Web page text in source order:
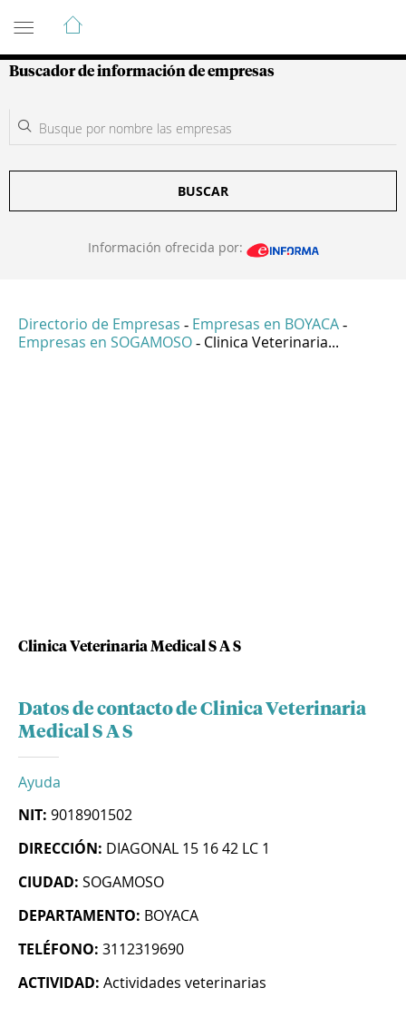
Guía de Empresas Colombianas
Buscador de información de empresas
BUSCAR
Información ofrecida por:
Directorio de Empresas - Empresas en BOYACA -
Empresas en SOGAMOSO - Clinica Veterinaria...
Clinica Veterinaria Medical S A S
Datos de contacto de Clinica Veterinaria
Medical S A S
Ayuda
NIT: 9018901502
DIRECCIÓN: DIAGONAL 15 16 42 LC 1
CIUDAD: SOGAMOSO
DEPARTAMENTO: BOYACA
TELÉFONO: 3112319690
ACTIVIDAD: Actividades veterinarias